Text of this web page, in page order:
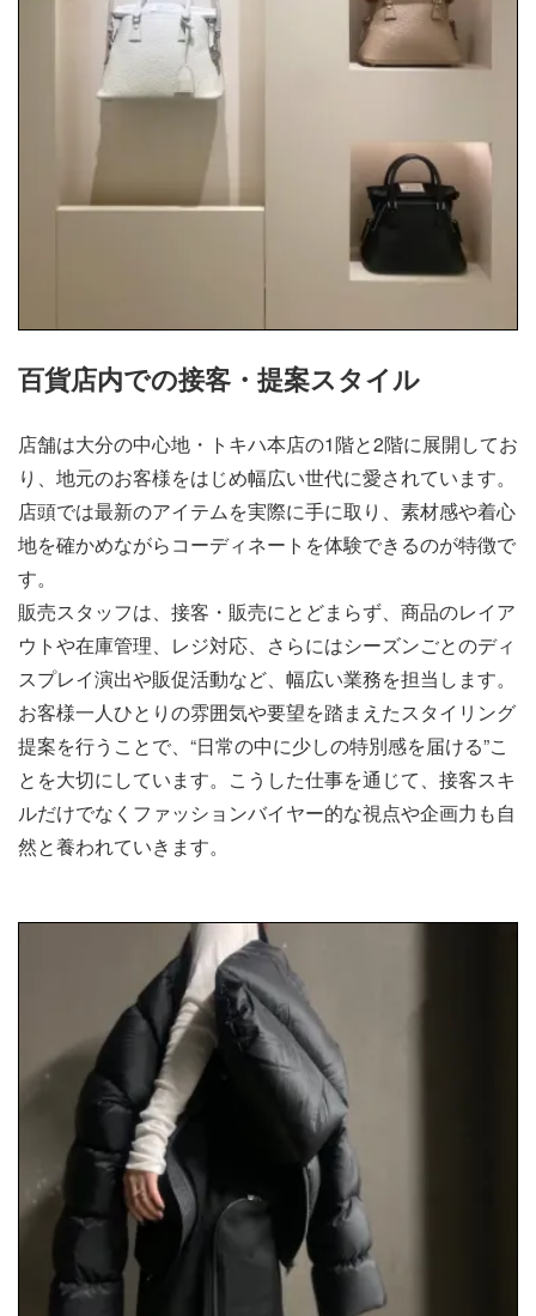
百貨店内での接客・提案スタイル
店舗は大分の中心地・トキハ本店の1階と2階に展開してお
り、地元のお客様をはじめ幅広い世代に愛されています。
店頭では最新のアイテムを実際に手に取り、素材感や着心
地を確かめながらコーディネートを体験できるのが特徴で
す。
販売スタッフは、接客・販売にとどまらず、商品のレイア
ウトや在庫管理、レジ対応、さらにはシーズンごとのディ
スプレイ演出や販促活動など、幅広い業務を担当します。
お客様一人ひとりの雰囲気や要望を踏まえたスタイリング
提案を行うことで、“日常の中に少しの特別感を届ける”こ
とを大切にしています。こうした仕事を通じて、接客スキ
ルだけでなくファッションバイヤー的な視点や企画力も自
然と養われていきます。